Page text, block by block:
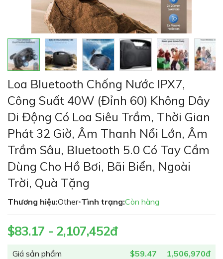
đến
phần
của
thư
hình
ảnh
Loa Bluetooth Chống Nước IPX7,
Công Suất 40W (đỉnh 60) Không Dây
Di Động Có Loa Siêu Trầm, Thời Gian
Phát 32 Giờ, Âm Thanh Nổi Lớn, Âm
Trầm Sâu, Bluetooth 5.0 Có Tay Cầm
Dùng Cho Hồ Bơi, Bãi Biển, Ngoài
Trời, Quà Tặng
Thương hiệu:Other•Tình trạng:Còn hàng
Giá sản phẩm $59.47
1,506,970đ
$83.17 - 2,107,452đ